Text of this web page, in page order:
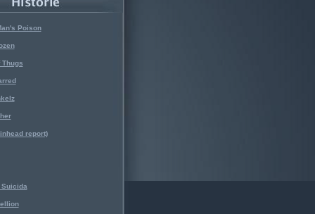
Poison
Thugs
report)
Suicida